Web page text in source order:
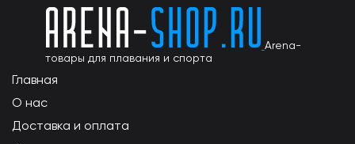
Arena-
товары для плавания и спорта
Главная
О нас
Доставка и оплата